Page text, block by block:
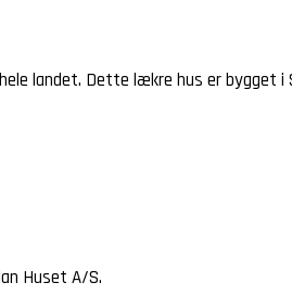
landet. Dette lækre hus er bygget i